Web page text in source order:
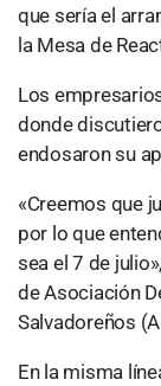
que sería el
la Mesa de
Los
donde
endosaron su
«Creemos que
por lo que
sea el 7 de
de Asociación
Salvadoreños
En la misma